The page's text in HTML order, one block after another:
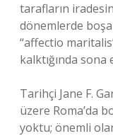
tarafların
dönemlerde
“affectio
kalktığında sona
Tarihçi Jane F.
üzere Roma’da
yoktu; önemli